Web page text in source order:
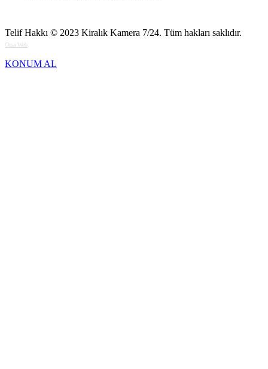
Telif Hakkı © 2023 Kiralık Kamera 7/24. Tüm hakları saklıdır.
Orsa Web
KONUM AL